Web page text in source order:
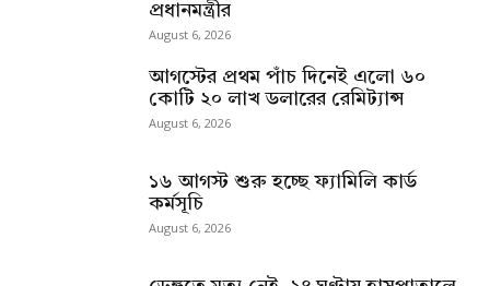
প্রধানমন্ত্রীর
August 6, 2026
আগস্টের প্রথম পাঁচ দিনেই এলো ৬০
কোটি ২০ লাখ ডলারের রেমিট্যান্স
August 6, 2026
১৬ আগস্ট শুরু হচ্ছে ফ্যামিলি কার্ড
কর্মসূচি
August 6, 2026